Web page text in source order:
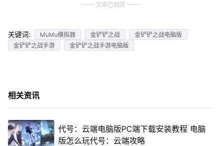
文章已到底
关键词: MuMu模拟器 金铲铲之战
金铲铲之战电脑版
金铲铲之战手游
金铲铲之战手游电脑版
相关资讯
代号：云端电脑版PC端下载安装教程 电脑
版怎么玩代号：云端攻略